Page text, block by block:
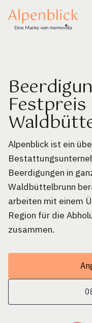
Festpreis
Alpenblick ist ein
Beerdigungen in
Waldbüttelbrunn
arbeiten mit einem
Region für die
zusammen.